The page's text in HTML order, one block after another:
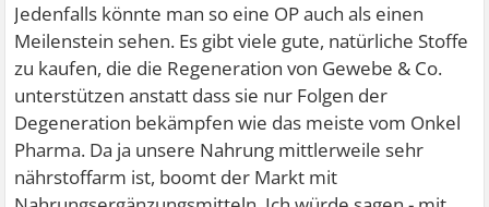
Jedenfalls könnte man so eine OP auch als einen
Meilenstein sehen. Es gibt viele gute, natürliche Stoffe
zu kaufen, die die Regeneration von Gewebe & Co.
unterstützen anstatt dass sie nur Folgen der
Degeneration bekämpfen wie das meiste vom Onkel
Pharma. Da ja unsere Nahrung mittlerweile sehr
nährstoffarm ist, boomt der Markt mit